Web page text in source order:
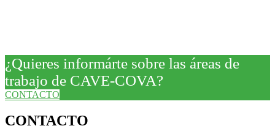
¿Quieres informárte sobre las áreas de
trabajo de CAVE-COVA?
CONTACTO
CONTACTO